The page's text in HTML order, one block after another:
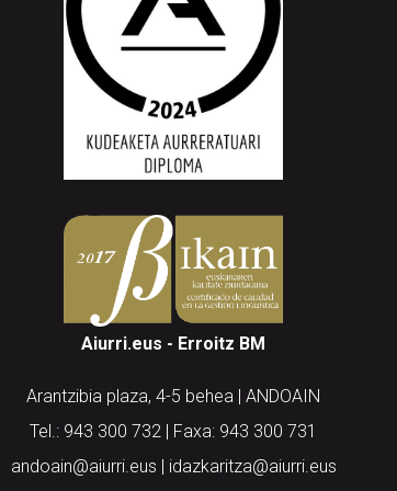
Aiurri.eus - Erroitz BM
Arantzibia plaza, 4-5 behea | ANDOAIN
Tel.: 943 300 732 | Faxa: 943 300 731
andoain@aiurri.eus | idazkaritza@aiurri.eus